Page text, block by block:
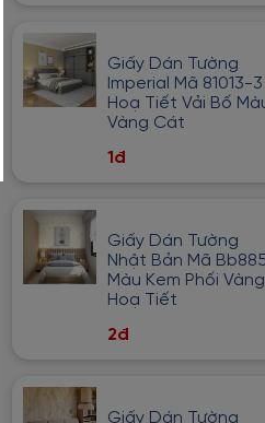
Giấy Dán Tường
Imperial Mã 81013-3
Hoạ Tiết Vải Bố
Vàng Cát
1đ
Giấy Dán Tường
Nhật Bản Mã
Màu Kem Phối Vàng
Hoạ Tiết
2đ
Giấy Dán Tường